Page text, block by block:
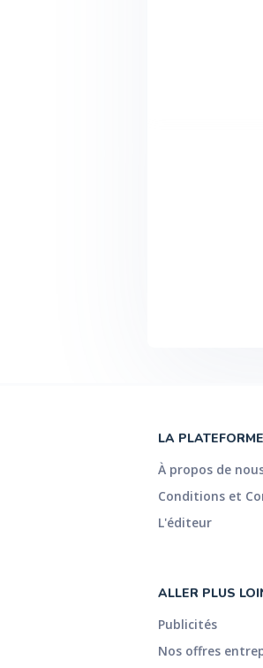
LA PLATEFORME
À propos de
Conditions et
L'éditeur
ALLER PLUS
Publicités
Nos offres